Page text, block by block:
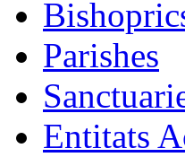
Parishes
Entitats